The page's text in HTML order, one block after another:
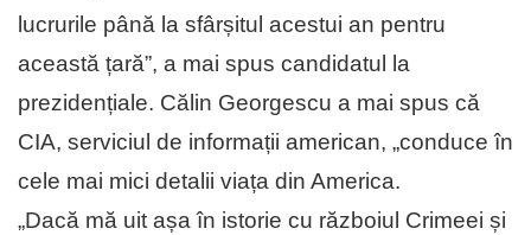
lucrurile până la sfârșitul acestui an pentru
această țară”, a mai spus candidatul la
prezidențiale. Călin Georgescu a mai spus că
CIA, serviciul de informații american, „conduce în
cele mai mici detalii viața din America.
„Dacă mă uit așa în istorie cu războiul Crimeei și